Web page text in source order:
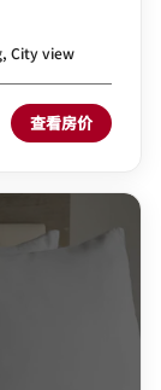
City view
查看房价